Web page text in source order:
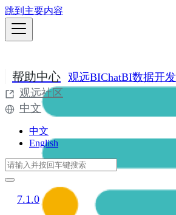
跳到主要内容
帮助中心 观远BIChatBI数据开发
观远社区
中文
中文
English
7.1.0